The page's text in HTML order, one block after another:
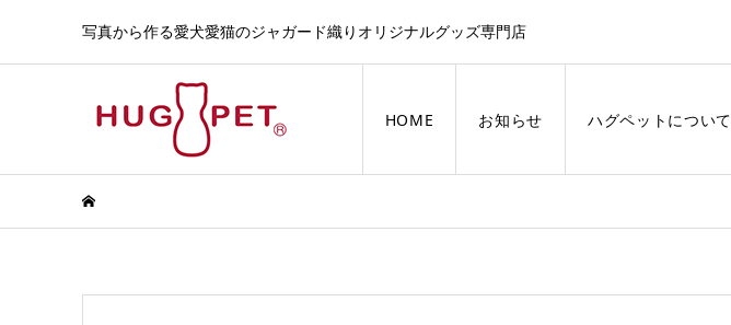
写真から作る愛犬愛猫のジャガード織りオリジナルグッズ専門店
HOME お知らせ ハグペットについて